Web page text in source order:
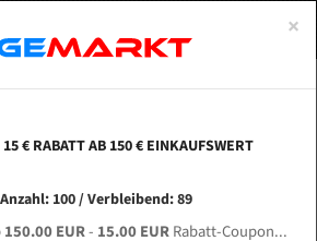
- 40 / 60 / 250 für 4930 mm Bi-
Bandsägeblätter
×
€ RABATT AB 150 € EINKAUFSWERT
100 / Verbleibend: 89
150.00 EUR- 15.00 EURRabatt-Coupon...